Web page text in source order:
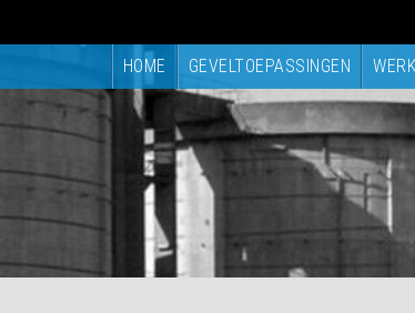
HOME GEVELTOEPASSINGEN